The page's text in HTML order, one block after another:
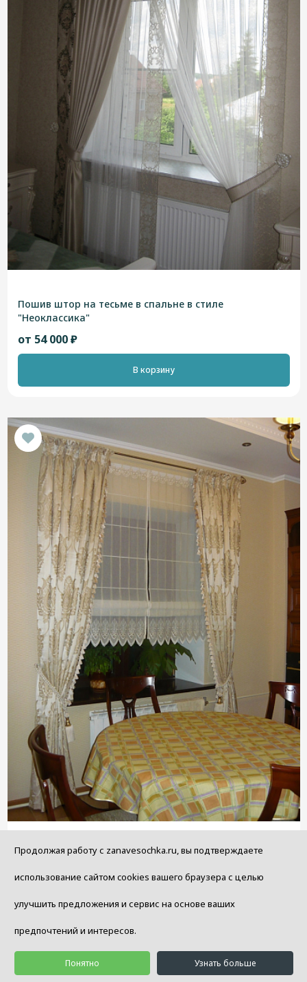
Пошив штор на тесьме в спальне в стиле
"Неоклассика"
от 54 000 ₽
В корзину
Пошив штор на тесьме в кухне в стиле "Неоклассика"
от 98 000 ₽
В корзину
Продолжая работу с zanavesochka.ru, вы подтверждаете
использование сайтом cookies вашего браузера с целью
улучшить предложения и сервис на основе ваших
предпочтений и интересов.
Понятно Узнать больше